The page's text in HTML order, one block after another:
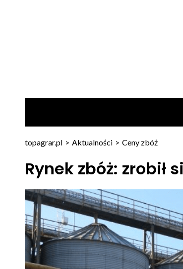
topagrar.pl > Aktualności > Ceny zbóż
Rynek zbóż: zrobił